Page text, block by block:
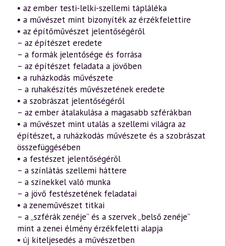
tükrében
17.
rész
(2017.01.20.)
mennyiség
• az ember testi-lelki-szellemi tápláléka
• a művészet mint bizonyíték az érzékfelettire
• az építőművészet jelentőségéről
– az építészet eredete
– a formák jelentősége és forrása
– az építészet feladata a jövőben
• a ruházkodás művészete
– a ruhakészítés művészetének eredete
• a szobrászat jelentőségéről
– az ember átalakulása a magasabb szférákban
• a művészet mint utalás a szellemi világra az
építészet, a ruházkodás művészete és a szobrászat
összefüggésében
• a festészet jelentőségéről
– a színlátás szellemi háttere
– a színekkel való munka
– a jövő festészetének feladatai
• a zeneművészet titkai
– a „szférák zenéje” és a szervek „belső zenéje”
mint a zenei élmény érzékfeletti alapja
• új kiteljesedés a művészetben